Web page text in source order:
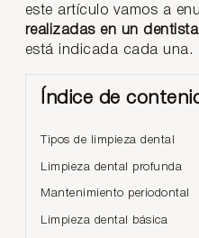
este artículo vamos a
realizadas en un dentista
está indicada cada una.
Índice de
Tipos de limpieza dental
Limpieza dental profunda
Mantenimiento periodontal
Limpieza dental básica